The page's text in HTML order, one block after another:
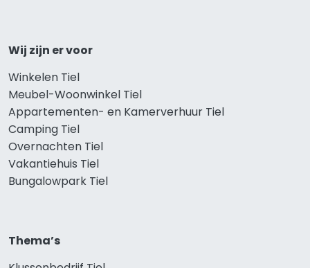
Wij zijn er voor
Winkelen Tiel
Meubel-Woonwinkel Tiel
Appartementen- en Kamerverhuur Tiel
Camping Tiel
Overnachten Tiel
Vakantiehuis Tiel
Bungalowpark Tiel
Thema’s